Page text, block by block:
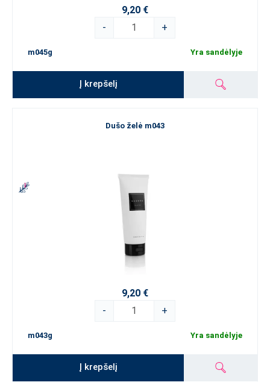
9,20 €
-
+
m045g Yra sandėlyje
Į krepšelį
Dušo želė m043
9,20 €
-
+
m043g Yra sandėlyje
Į krepšelį